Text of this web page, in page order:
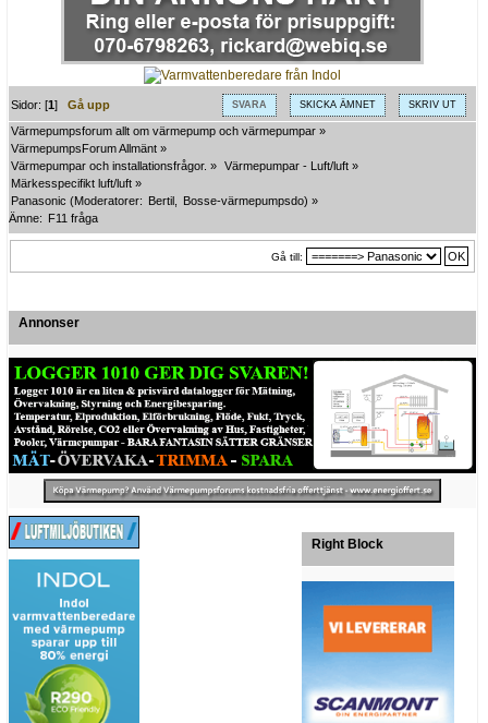
SVARA SKICKA ÄMNET SKRIV UT
Sidor: [1]Gå upp
Värmepumpsforum allt om värmepump och värmepumpar »
VärmepumpsForum Allmänt »
Värmepumpar och installationsfrågor. » Värmepumpar - Luft/luft »
Märkesspecifikt luft/luft »
Panasonic (Moderatorer: Bertil Bosse-värmepumpsdo) »
Ämne: F11 fråga
Gå till:
Annonser
Right Block